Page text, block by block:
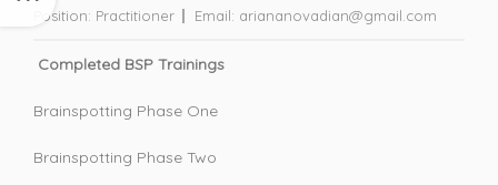
Position: Practitioner Email: ariananovadian@gmail.com
Completed BSP Trainings
Brainspotting Phase One
Brainspotting Phase Two